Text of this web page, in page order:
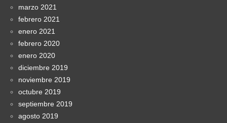
marzo 2021
febrero 2021
enero 2021
febrero 2020
enero 2020
diciembre 2019
noviembre 2019
octubre 2019
septiembre 2019
agosto 2019